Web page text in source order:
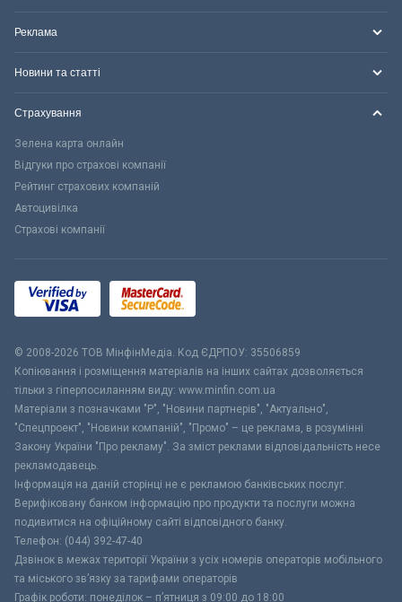
Реклама
Новини та статті
Страхування
Зелена карта онлайн
Відгуки про страхові компанії
Рейтинг страхових компаній
Автоцивілка
Страхові компанії
© 2008-2026 ТОВ МiнфiнМедiа. Код ЄДРПОУ: 35506859
Копіювання і розміщення матеріалів на інших сайтах дозволяється
тільки з гіперпосиланням виду: www.minfin.com.ua
Матеріали з позначками "Р", "Новини партнерів", "Актуально",
"Спецпроект", "Новини компаній", "Промо" – це реклама, в розумінні
Закону України "Про рекламу". За зміст реклами відповідальність несе
рекламодавець.
Інформація на даній сторінці не є рекламою банківських послуг.
Верифіковану банком інформацію про продукти та послуги можна
подивитися на офіційному сайті відповідного банку.
Телефон: (044) 392-47-40
Дзвінок в межах території України з усіх номерів операторів мобільного
та міського зв’язку за тарифами операторів
Графік роботи: понеділок – п’ятниця з 09:00 до 18:00